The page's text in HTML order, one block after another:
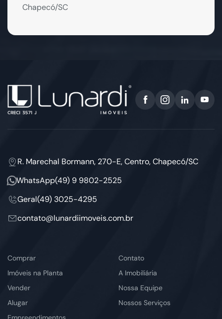
Chapecó/SC
R. Marechal Bormann, 270-E, Centro, Chapecó/SC
WhatsApp(49) 9 9802-2525
Geral(49) 3025-4295
contato@lunardiimoveis.com.br
Comprar
Imóveis na Planta
Vender
Alugar
Contato
A Imobiliária
Nossa Equipe
Nossos Serviços